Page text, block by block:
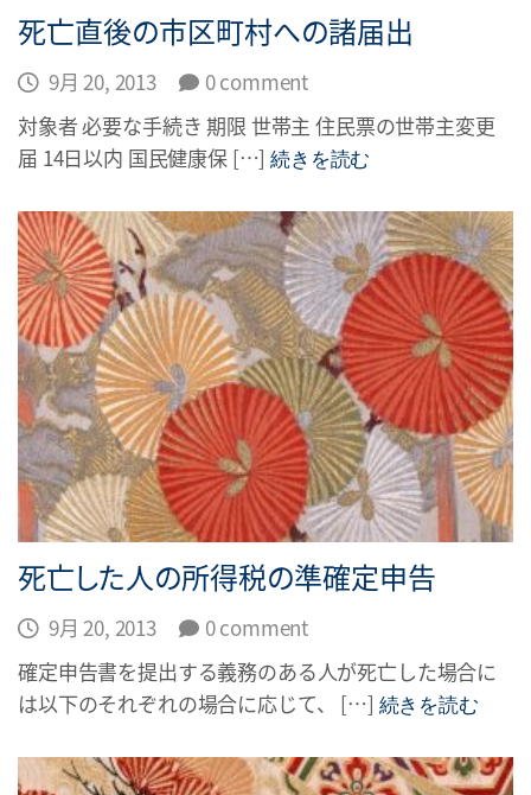
死亡直後の市区町村への諸届出
9月 20, 2013
0 comment
対象者 必要な手続き 期限 世帯主 住民票の世帯主変更
届 14日以内 国民健康保 […]続きを読む
死亡した人の所得税の準確定申告
9月 20, 2013
0 comment
確定申告書を提出する義務のある人が死亡した場合に
は以下のそれぞれの場合に応じて、 […] 続きを読む